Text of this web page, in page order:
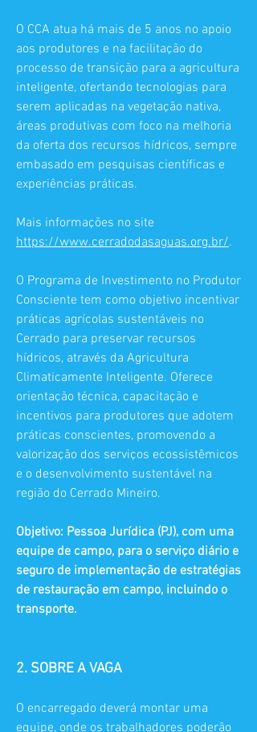
O CCA atua há mais de 5 anos no apoio
aos produtores e na facilitação do
processo de transição para a agricultura
inteligente, ofertando tecnologias para
serem aplicadas na vegetação nativa,
áreas produtivas com foco na melhoria
da oferta dos recursos hídricos, sempre
embasado em pesquisas científicas e
experiências práticas.
Mais informações no site
https://www.cerradodasaguas.org.br/.
O Programa de Investimento no Produtor
Consciente tem como objetivo incentivar
práticas agrícolas sustentáveis no
Cerrado para preservar recursos
hídricos, através da Agricultura
Climaticamente Inteligente. Oferece
orientação técnica, capacitação e
incentivos para produtores que adotem
práticas conscientes, promovendo a
valorização dos serviços ecossistêmicos
e o desenvolvimento sustentável na
região do Cerrado Mineiro.
Objetivo: Pessoa Jurídica (PJ), com uma
equipe de campo, para o serviço diário e
seguro de implementação de estratégias
de restauração em campo, incluindo o
transporte.
2. SOBRE A VAGA
O encarregado deverá montar uma
equipe, onde os trabalhadores poderão